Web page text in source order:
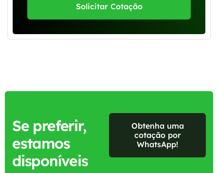
Solicitar Cotação
Se preferir,
estamos
disponíveis
Obtenha uma
cotação por
WhatsApp!